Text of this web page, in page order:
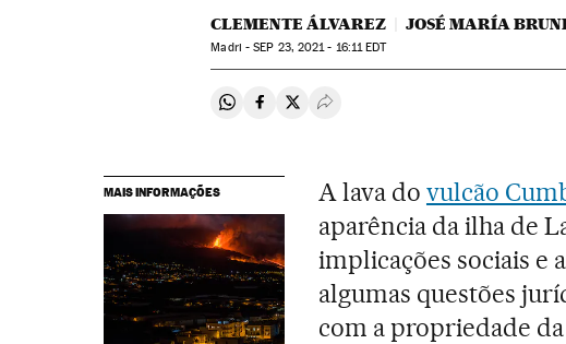
CLEMENTE ÁLVAREZ JOSÉ MARÍA
Madri -SEP 23, 2021 - 16:11EDT
Compartir en Whatsapp
Compartir en Facebook
Compartir en Twitter
Desplegar Redes Sociales
MAIS INFORMAÇÕES A lava do vulcão
aparência da ilha de
implicações sociais e
algumas questões
com a propriedade